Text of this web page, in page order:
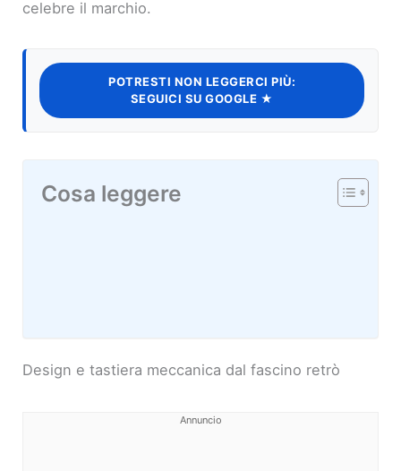
celebre il marchio.
POTRESTI NON LEGGERCI PIÙ:
SEGUICI SU GOOGLE ★
Cosa leggere
Design e tastiera meccanica dal fascino retrò
Annuncio